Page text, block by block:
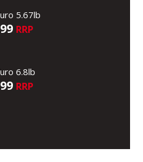
5.67lb
RRP
6.8lb
RRP